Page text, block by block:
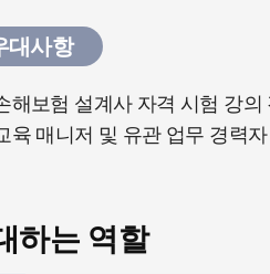
대사항
해보험 설계사 자격 시험 강의
육 매니저 및 유관 업무 경력자
하는 역할